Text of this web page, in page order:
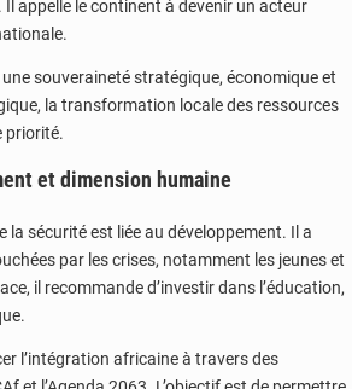
Il appelle le continent à devenir un acteur
souveraineté stratégique, économique et
la transformation locale des ressources
priorité.
et dimension humaine
la sécurité est liée au développement. Il a
par les crises, notamment les jeunes et
il recommande d’investir dans l’éducation,
l’intégration africaine à travers des